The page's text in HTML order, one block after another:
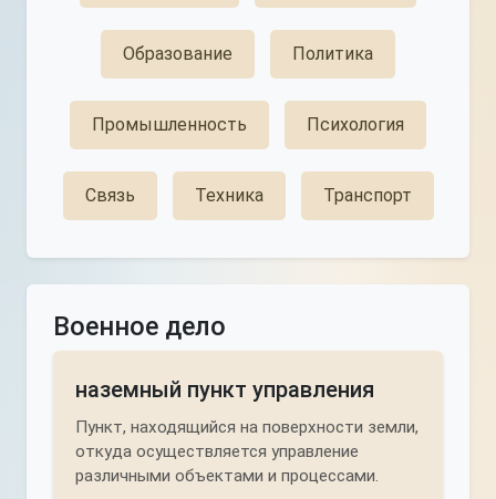
Образование Политика
Промышленность Психология
Связь Техника Транспорт
Военное дело
наземный пункт управления
Пункт, находящийся на поверхности земли,
откуда осуществляется управление
различными объектами и процессами.